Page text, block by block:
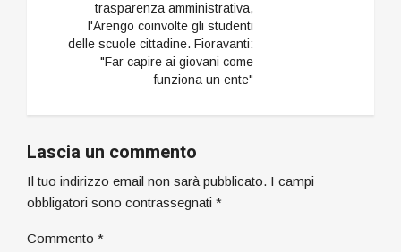
trasparenza amministrativa,
l'Arengo coinvolte gli studenti
delle scuole cittadine. Fioravanti:
"Far capire ai giovani come
funziona un ente"
Lascia un commento
Il tuo indirizzo email non sarà pubblicato. I campi
obbligatori sono contrassegnati *
Commento *